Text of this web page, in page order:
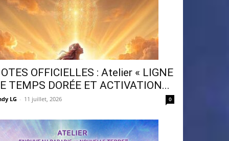
OFFICIELLES : Atelier « LIGNE
TEMPS DORÉE ET ACTIVATION...
LG - 11 juillet, 2026 0